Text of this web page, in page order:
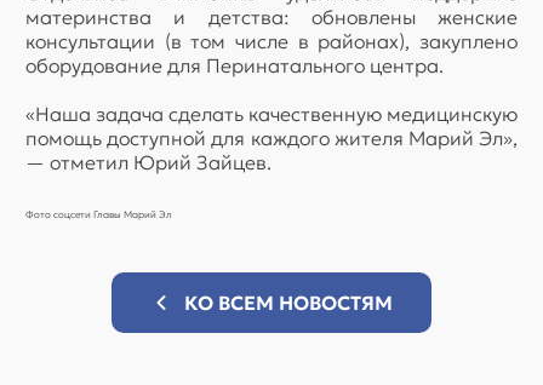
материнства и детства: обновлены женские
консультации (в том числе в районах), закуплено
оборудование для Перинатального центра.
«Наша задача сделать качественную медицинскую
помощь доступной для каждого жителя Марий Эл»,
— отметил Юрий Зайцев.
Фото соцсети Главы Марий Эл
КО ВСЕМ НОВОСТЯМ